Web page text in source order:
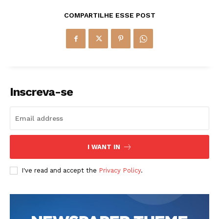
COMPARTILHE ESSE POST
Inscreva-se
I WANT IN
I've read and accept the Privacy Policy.